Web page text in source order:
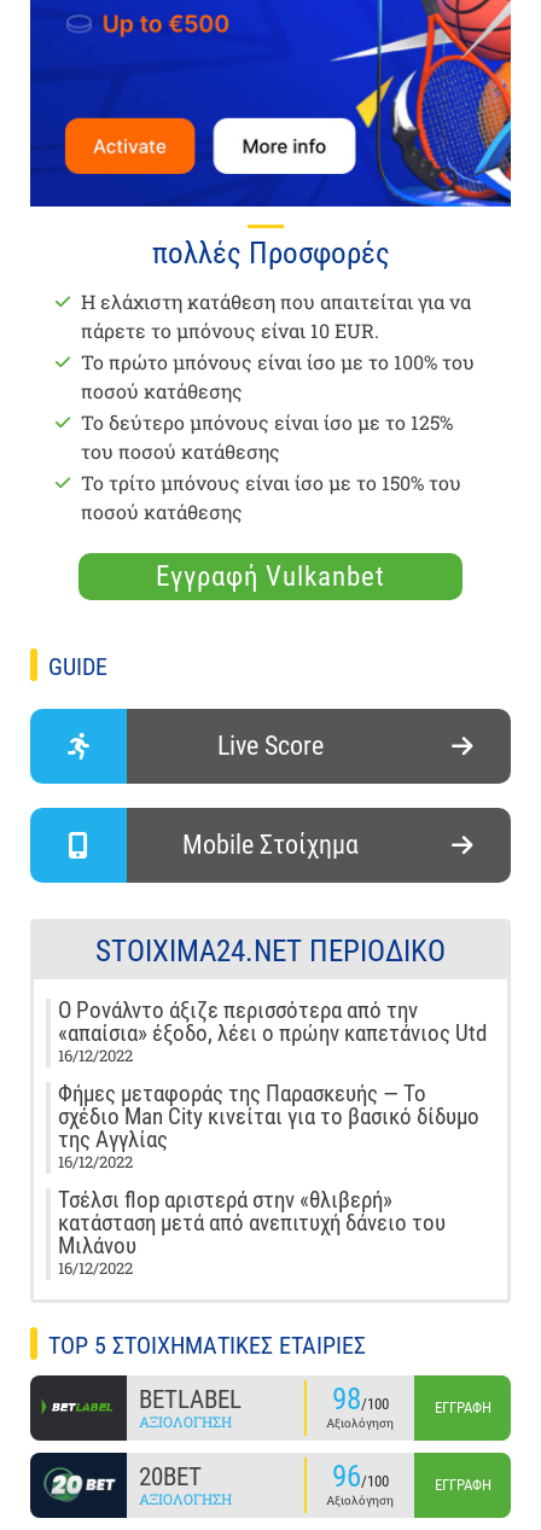
πολλές Προσφορές
Η ελάχιστη κατάθεση που απαιτείται για να
πάρετε το μπόνους είναι 10 EUR.
Το πρώτο μπόνους είναι ίσο με το 100% του
ποσού κατάθεσης
Το δεύτερο μπόνους είναι ίσο με το 125%
του ποσού κατάθεσης
Το τρίτο μπόνους είναι ίσο με το 150% του
ποσού κατάθεσης
Εγγραφή Vulkanbet
GUIDE
Live Score
Mobile Στοίχημα
STOIXIMA24.NET ΠΕΡΙΟΔΙΚΌ
Ο Ρονάλντο άξιζε περισσότερα από την
«απαίσια» έξοδο, λέει ο πρώην καπετάνιος Utd
16/12/2022
Φήμες μεταφοράς της Παρασκευής — Το
σχέδιο Man City κινείται για το βασικό δίδυμο
της Αγγλίας
16/12/2022
Τσέλσι flop αριστερά στην «θλιβερή»
κατάσταση μετά από ανεπιτυχή δάνειο του
Μιλάνου
16/12/2022
TOP 5 ΣΤΟΙΧΗΜΑΤΙΚΕΣ ΕΤΑΙΡΙΕΣ
BETLABEL
ΑΞΙΟΛΌΓΗΣΗ
98/100
Αξιολόγηση
ΕΓΓΡΑΦΉ
20BET
ΑΞΙΟΛΌΓΗΣΗ
96/100
Αξιολόγηση
ΕΓΓΡΑΦΉ